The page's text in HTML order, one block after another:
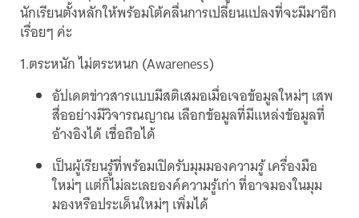
นักเรียนตั้งหลักให้พร้อมโต้คลื่นการเปลี่ยนแปลงที่จะมีมาอีก
เรื่อยๆ ค่ะ
1.ตระหนัก ไม่ตระหนก (Awareness)
อัปเดตข่าวสารแบบมีสติเสมอเมื่อเจอข้อมูลใหม่ๆ เสพ
สื่ออย่างมีวิจารณญาณ เลือกข้อมูลที่มีแหล่งข้อมูลที่
อ้างอิงได้ เชื่อถือได้
เป็นผู้เรียนรู้ที่พร้อมเปิดรับมุมมองความรู้ เครื่องมือ
ใหม่ๆ แต่ก็ไม่ละเลยองค์ความรู้เก่า ที่อาจมองในมุม
มองหรือประเด็นใหม่ๆ เพิ่มได้